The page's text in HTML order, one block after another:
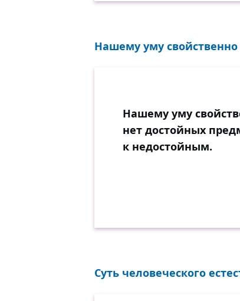
Нашему уму свойственно
Нашему уму
нет достойных
к недостойным.
Суть человеческого